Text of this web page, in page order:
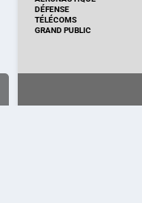
DÉFENSE
TÉLÉCOMS
GRAND PUBLIC